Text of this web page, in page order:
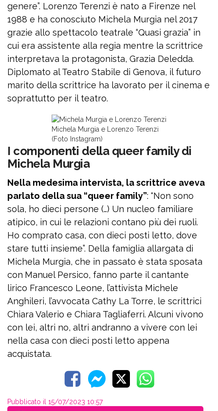
genere”. Lorenzo Terenzi è nato a Firenze nel
1988 e ha conosciuto Michela Murgia nel 2017
grazie allo spettacolo teatrale “Quasi grazia” in
cui era assistente alla regia mentre la scrittrice
interpretava la protagonista, Grazia Deledda.
Diplomato al Teatro Stabile di Genova, il futuro
marito della scrittrice ha lavorato per il cinema e
soprattutto per il teatro.
Michela Murgia e Lorenzo Terenzi
(Foto Instagram)
I componenti della queer family di
Michela Murgia
Nella medesima intervista, la scrittrice aveva
parlato della sua “queer family”: “Non sono
sola, ho dieci persone (…) Un nucleo familiare
atipico, in cui le relazioni contano più dei ruoli.
Ho comprato casa, con dieci posti letto, dove
stare tutti insieme”. Della famiglia allargata di
Michela Murgia, che in passato è stata sposata
con Manuel Persico, fanno parte il cantante
lirico Francesco Leone, l’attivista Michele
Anghileri, l’avvocata Cathy La Torre, le scrittrici
Chiara Valerio e Chiara Tagliaferri. Alcuni vivono
con lei, altri no, altri andranno a vivere con lei
nella casa con dieci posti letto appena
acquistata.
Pubblicato il 15/07/2023 10:57